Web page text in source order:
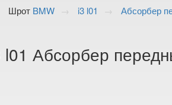
Шрот BMW i3 l01 Абсорбер
l01 Абсорбер